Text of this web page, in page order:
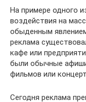
На примере одного
воздействия на
обыденным
реклама
кафе или
были обычные
фильмов или
Сегодня реклама